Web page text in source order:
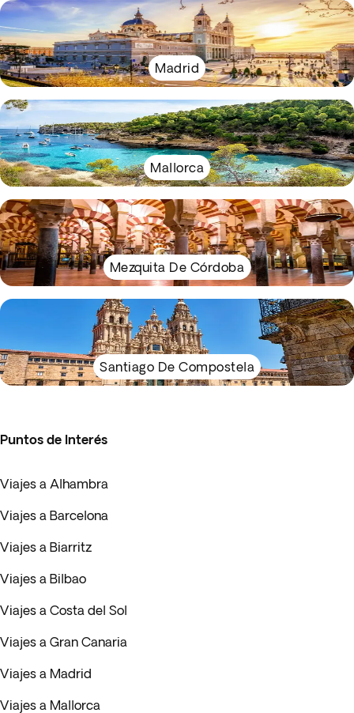
Madrid
Mallorca
Mezquita De Córdoba
Santiago De Compostela
Puntos de Interés
Viajes a Alhambra
Viajes a Barcelona
Viajes a Biarritz
Viajes a Bilbao
Viajes a Costa del Sol
Viajes a Gran Canaria
Viajes a Madrid
Viajes a Mallorca